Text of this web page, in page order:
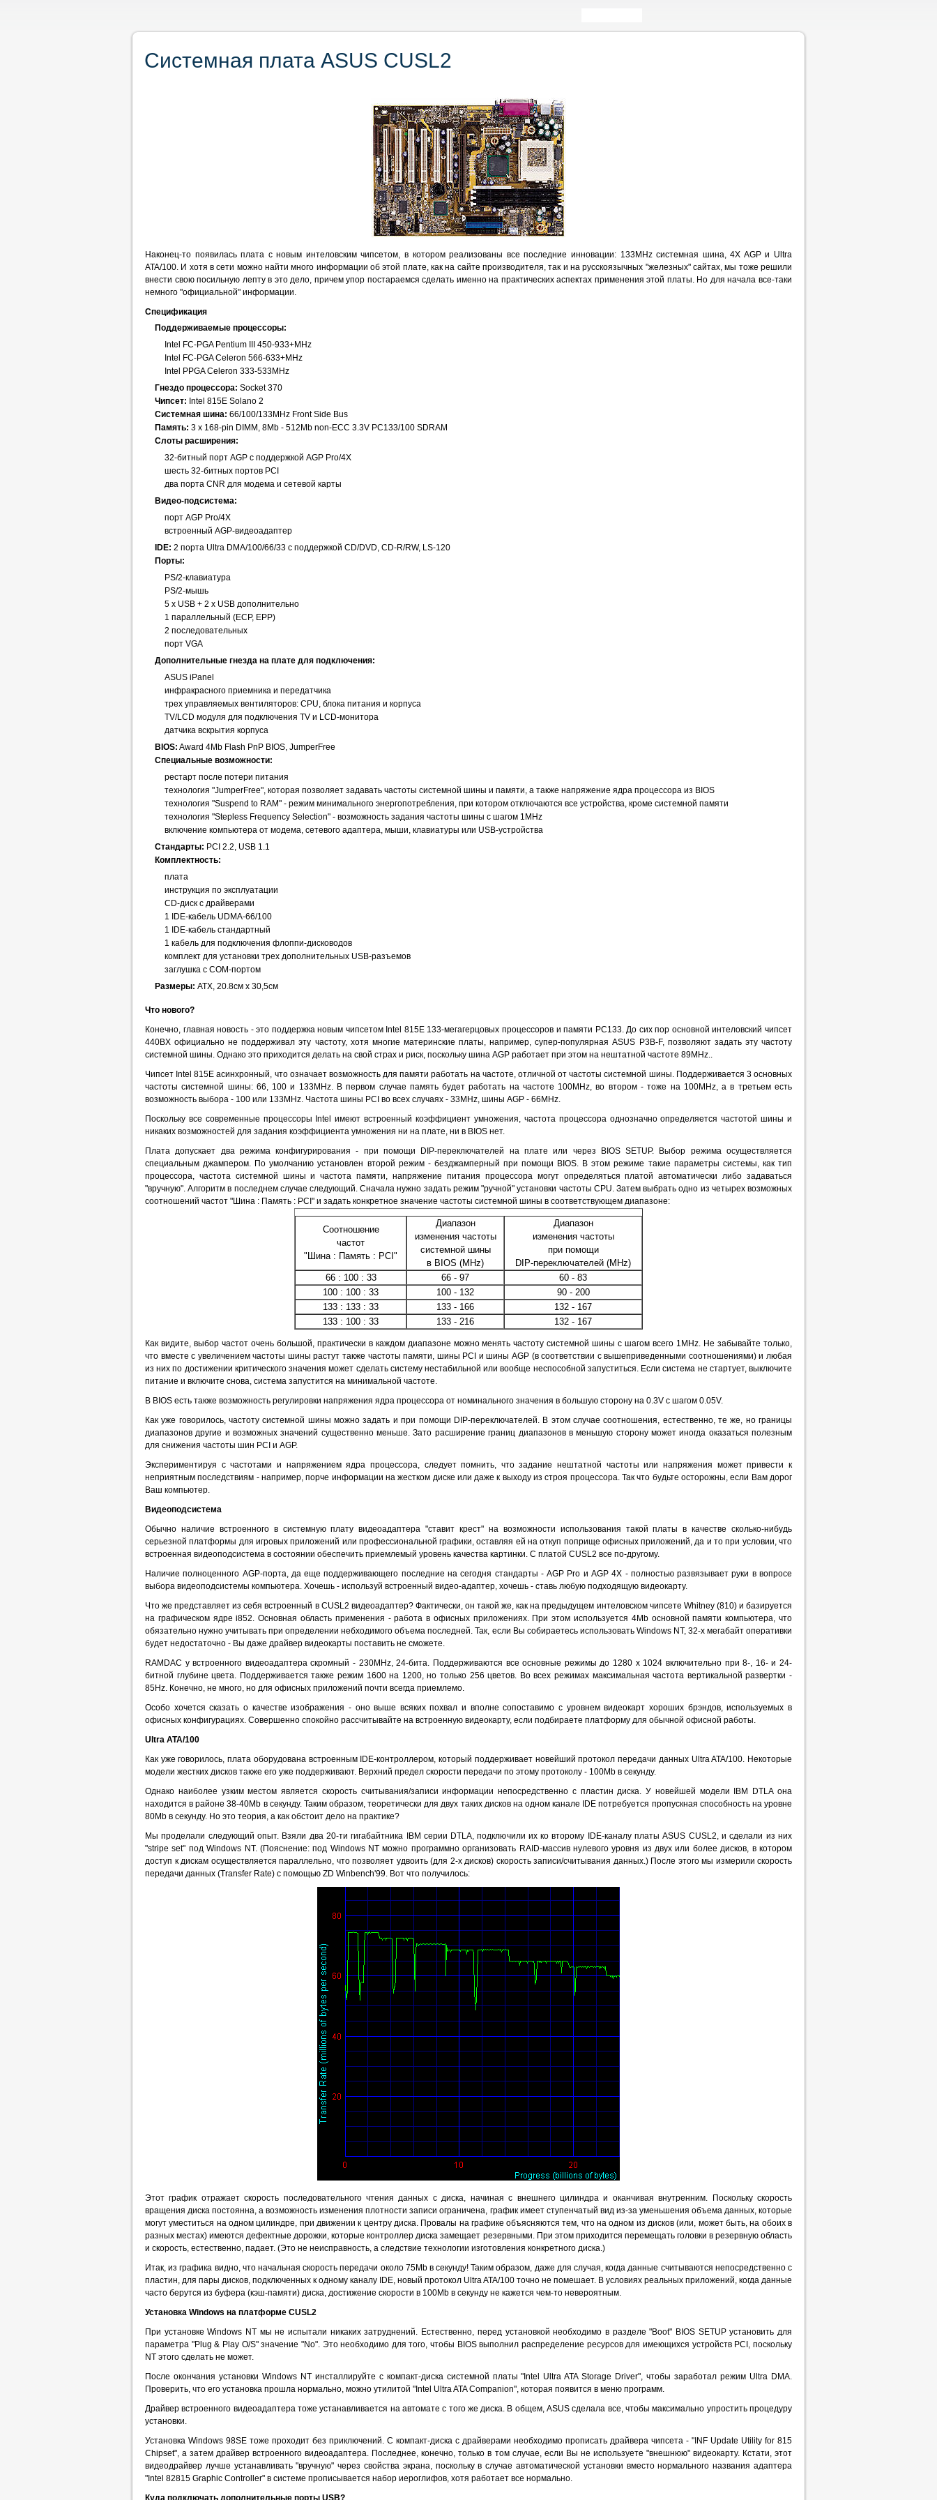
Системная плата ASUS CUSL2
Наконец-то появилась плата с новым интеловским чипсетом, в котором реализованы все последние инновации: 133MHz системная шина, 4X AGP и Ultra
ATA/100. И хотя в сети можно найти много информации об этой плате, как на сайте производителя, так и на русскоязычных "железных" сайтах, мы тоже решили
внести свою посильную лепту в это дело, причем упор постараемся сделать именно на практических аспектах применения этой платы. Но для начала все-таки
немного "официальной" информации.
Спецификация
Поддерживаемые процессоры:
Intel FC-PGA Pentium III 450-933+MHz
Intel FC-PGA Celeron 566-633+MHz
Intel PPGA Celeron 333-533MHz
Гнездо процессора: Socket 370
Чипсет: Intel 815E Solano 2
Системная шина: 66/100/133MHz Front Side Bus
Память: 3 х 168-pin DIMM, 8Mb - 512Mb non-ECC 3.3V PC133/100 SDRAM
Слоты расширения:
32-битный порт AGP с поддержкой AGP Pro/4X
шесть 32-битных портов PCI
два порта CNR для модема и сетевой карты
Видео-подсистема:
порт AGP Pro/4X
встроенный AGP-видеоадаптер
IDE: 2 порта Ultra DMA/100/66/33 с поддержкой CD/DVD, CD-R/RW, LS-120
Порты:
PS/2-клавиатура
PS/2-мышь
5 x USB + 2 x USB дополнительно
1 параллельный (ECP, EPP)
2 последовательных
порт VGA
Дополнительные гнезда на плате для подключения:
ASUS iPanel
инфракрасного приемника и передатчика
трех управляемых вентиляторов: CPU, блока питания и корпуса
TV/LCD модуля для подключения TV и LCD-монитора
датчика вскрытия корпуса
BIOS: Award 4Mb Flash PnP BIOS, JumperFree
Специальные возможности:
рестарт после потери питания
технология "JumperFree", которая позволяет задавать частоты системной шины и памяти, а также напряжение ядра процессора из BIOS
технология "Suspend to RAM" - режим минимального энергопотребления, при котором отключаются все устройства, кроме системной памяти
технология "Stepless Frequency Selection" - возможность задания частоты шины с шагом 1MHz
включение компьютера от модема, сетевого адаптера, мыши, клавиатуры или USB-устройства
Стандарты: PCI 2.2, USB 1.1
Комплектность:
плата
инструкция по эксплуатации
CD-диск с драйверами
1 IDE-кабель UDMA-66/100
1 IDE-кабель стандартный
1 кабель для подключения флоппи-дисководов
комплект для установки трех дополнительных USB-разъемов
заглушка с COM-портом
Размеры: ATX, 20.8см х 30,5см
Что нового?
Конечно, главная новость - это поддержка новым чипсетом Intel 815E 133-мегагерцовых процессоров и памяти PC133. До сих пор основной интеловский чипсет
440BX официально не поддерживал эту частоту, хотя многие материнские платы, например, супер-популярная ASUS P3B-F, позволяют задать эту частоту
системной шины. Однако это приходится делать на свой страх и риск, поскольку шина AGP работает при этом на нештатной частоте 89MHz..
Чипсет Intel 815E асинхронный, что означает возможность для памяти работать на частоте, отличной от частоты системной шины. Поддерживается 3 основных
частоты системной шины: 66, 100 и 133MHz. В первом случае память будет работать на частоте 100MHz, во втором - тоже на 100MHz, а в третьем есть
возможность выбора - 100 или 133MHz. Частота шины PCI во всех случаях - 33MHz, шины AGP - 66MHz.
Поскольку все современные процессоры Intel имеют встроенный коэффициент умножения, частота процессора однозначно определяется частотой шины и
никаких возможностей для задания коэффициента умножения ни на плате, ни в BIOS нет.
Плата допускает два режима конфигурирования - при помощи DIP-переключателей на плате или через BIOS SETUP. Выбор режима осуществляется
специальным джампером. По умолчанию установлен второй режим - безджамперный при помощи BIOS. В этом режиме такие параметры системы, как тип
процессора, частота системной шины и частота памяти, напряжение питания процессора могут определяться платой автоматически либо задаваться
"вручную". Алгоритм в последнем случае следующий. Сначала нужно задать режим "ручной" установки частоты CPU. Затем выбрать одно из четырех возможных
соотношений частот "Шина : Память : PCI" и задать конкретное значение частоты системной шины в соответствующем диапазоне:
Соотношение
частот
"Шина : Память : PCI"
Диапазон
изменения частоты
системной шины
в BIOS (MHz)
Диапазон
изменения частоты
при помощи
DIP-переключателей (MHz)
66 : 100 : 33
66 - 97
60 - 83
100 : 100 : 33
100 - 132
90 - 200
133 : 133 : 33
133 - 166
132 - 167
133 : 100 : 33
133 - 216 132 - 167
Как видите, выбор частот очень большой, практически в каждом диапазоне можно менять частоту системной шины с шагом всего 1MHz. Не забывайте только,
что вместе с увеличением частоты шины растут также частоты памяти, шины PCI и шины AGP (в соответствии с вышеприведенными соотношениями) и любая
из них по достижении критического значения может сделать систему нестабильной или вообще неспособной запуститься. Если система не стартует, выключите
питание и включите снова, система запустится на минимальной частоте.
В BIOS есть также возможность регулировки напряжения ядра процессора от номинального значения в большую сторону на 0.3V с шагом 0.05V.
Как уже говорилось, частоту системной шины можно задать и при помощи DIP-переключателей. В этом случае соотношения, естественно, те же, но границы
диапазонов другие и возможных значений существенно меньше. Зато расширение границ диапазонов в меньшую сторону может иногда оказаться полезным
для снижения частоты шин PCI и AGP.
Экспериментируя с частотами и напряжением ядра процессора, следует помнить, что задание нештатной частоты или напряжения может привести к
неприятным последствиям - например, порче информации на жестком диске или даже к выходу из строя процессора. Так что будьте осторожны, если Вам дорог
Ваш компьютер.
Видеоподсистема
Обычно наличие встроенного в системную плату видеоадаптера "ставит крест" на возможности использования такой платы в качестве сколько-нибудь
серьезной платформы для игровых приложений или профессиональной графики, оставляя ей на откуп поприще офисных приложений, да и то при условии, что
встроенная видеоподсистема в состоянии обеспечить приемлемый уровень качества картинки. С платой CUSL2 все по-другому.
Наличие полноценного AGP-порта, да еще поддерживающего последние на сегодня стандарты - AGP Pro и AGP 4X - полностью развязывает руки в вопросе
выбора видеоподсистемы компьютера. Хочешь - используй встроенный видео-адаптер, хочешь - ставь любую подходящую видеокарту.
Что же представляет из себя встроенный в CUSL2 видеоадаптер? Фактически, он такой же, как на предыдущем интеловском чипсете Whitney (810) и базируется
на графическом ядре i852. Основная область применения - работа в офисных приложениях. При этом используется 4Mb основной памяти компьютера, что
обязательно нужно учитывать при определении небходимого объема последней. Так, если Вы собираетесь использовать Windows NT, 32-х мегабайт оперативки
будет недостаточно - Вы даже драйвер видеокарты поставить не сможете.
RAMDAC у встроенного видеоадаптера скромный - 230MHz, 24-бита. Поддерживаются все основные режимы до 1280 х 1024 включительно при 8-, 16- и 24-
битной глубине цвета. Поддерживается также режим 1600 на 1200, но только 256 цветов. Во всех режимах максимальная частота вертикальной развертки -
85Hz. Конечно, не много, но для офисных приложений почти всегда приемлемо.
Особо хочется сказать о качестве изображения - оно выше всяких похвал и вполне сопоставимо с уровнем видеокарт хороших брэндов, используемых в
офисных конфигурациях. Совершенно спокойно рассчитывайте на встроенную видеокарту, если подбираете платформу для обычной офисной работы.
Ultra ATA/100
Как уже говорилось, плата оборудована встроенным IDE-контроллером, который поддерживает новейший протокол передачи данных Ultra ATA/100. Некоторые
модели жестких дисков также его уже поддерживают. Верхний предел скорости передачи по этому протоколу - 100Mb в секунду.
Однако наиболее узким местом является скорость считывания/записи информации непосредственно с пластин диска. У новейшей модели IBM DTLA она
находится в районе 38-40Mb в секунду. Таким образом, теоретически для двух таких дисков на одном канале IDE потребуется пропускная способность на уровне
80Mb в секунду. Но это теория, а как обстоит дело на практике?
Мы проделали следующий опыт. Взяли два 20-ти гигабайтника IBM серии DTLA, подключили их ко второму IDE-каналу платы ASUS CUSL2, и сделали из них
"stripe set" под Windows NT. (Пояснение: под Windows NT можно программно организовать RAID-массив нулевого уровня из двух или более дисков, в котором
доступ к дискам осуществляется параллельно, что позволяет удвоить (для 2-х дисков) скорость записи/считывания данных.) После этого мы измерили скорость
передачи данных (Transfer Rate) с помощью ZD Winbench'99. Вот что получилось:
Этот график отражает скорость последовательного чтения данных с диска, начиная с внешнего цилиндра и оканчивая внутренним. Поскольку скорость
вращения диска постоянна, а возможность изменения плотности записи ограничена, график имеет ступенчатый вид из-за уменьшения объема данных, которые
могут уместиться на одном цилиндре, при движении к центру диска. Провалы на графике объясняются тем, что на одном из дисков (или, может быть, на обоих в
разных местах) имеются дефектные дорожки, которые контроллер диска замещает резервными. При этом приходится перемещать головки в резервную область
и скорость, естественно, падает. (Это не неисправность, а следствие технологии изготовления конкретного диска.)
Итак, из графика видно, что начальная скорость передачи около 75Mb в секунду! Таким образом, даже для случая, когда данные считываются непосредственно с
пластин, для пары дисков, подключенных к одному каналу IDE, новый протокол Ultra ATA/100 точно не помешает. В условиях реальных приложений, когда данные
часто берутся из буфера (кэш-памяти) диска, достижение скорости в 100Mb в секунду не кажется чем-то невероятным.
Установка Windows на платформе CUSL2
При установке Windows NT мы не испытали никаких затруднений. Естественно, перед установкой необходимо в разделе "Boot" BIOS SETUP установить для
параметра "Plug & Play O/S" значение "No". Это необходимо для того, чтобы BIOS выполнил распределение ресурсов для имеющихся устройств PCI, поскольку
NT этого сделать не может.
После окончания установки Windows NT инсталлируйте с компакт-диска системной платы "Intel Ultra ATA Storage Driver", чтобы заработал режим Ultra DMA.
Проверить, что его установка прошла нормально, можно утилитой "Intel Ultra ATA Companion", которая появится в меню программ.
Драйвер встроенного видеоадаптера тоже устанавливается на автомате с того же диска. В общем, ASUS сделала все, чтобы максимально упростить процедуру
установки.
Установка Windows 98SE тоже проходит без приключений. С компакт-диска с драйверами необходимо прописать драйвера чипсета - "INF Update Utility for 815
Chipset", а затем драйвер встроенного видеоадаптера. Последнее, конечно, только в том случае, если Вы не используете "внешнюю" видеокарту. Кстати, этот
видеодрайвер лучше устанавливать "вручную" через свойства экрана, поскольку в случае автоматической установки вместо нормального названия адаптера
"Intel 82815 Graphic Controller" в системе прописывается набор иероглифов, хотя работает все нормально.
Куда подключать дополнительные порты USB?